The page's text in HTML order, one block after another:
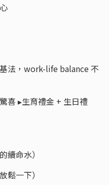
法，work-life balance 不
喜 ▸生育禮金 + 生日禮
續命水）
鬆一下）